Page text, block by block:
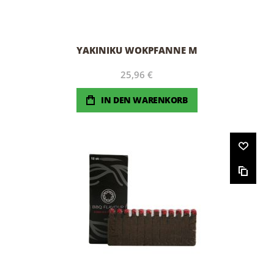
YAKINIKU WOKPFANNE M
25,96 €
IN DEN WARENKORB